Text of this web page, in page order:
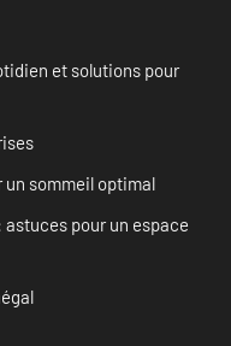
et solutions pour
un sommeil optimal
pour un espace